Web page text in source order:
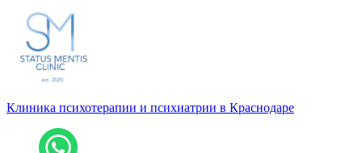
Клиника психотерапии и психиатрии в Краснодаре